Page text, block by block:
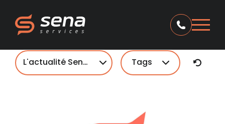
L'actualité Sena Services Tags